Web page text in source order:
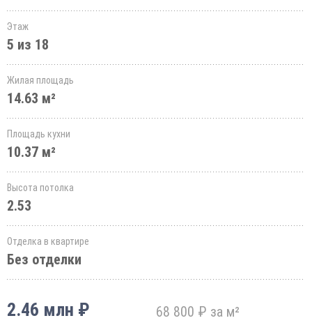
Этаж
5 из 18
Жилая площадь
14.63 м²
Площадь кухни
10.37 м²
Высота потолка
2.53
Отделка в квартире
Без отделки
2.46 млн ₽ 68 800 ₽ за м²